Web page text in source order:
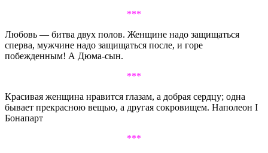
***
Любовь — битва двух полов. Женщине надо защищаться
сперва, мужчине надо защищаться после, и горе
побежденным! А Дюма-сын.
***
Красивая женщина нравится глазам, а добрая сердцу; одна
бывает прекрасною вещью, а другая сокровищем. Наполеон I
Бонапарт
***